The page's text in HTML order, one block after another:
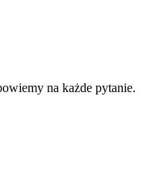
na każde pytanie.